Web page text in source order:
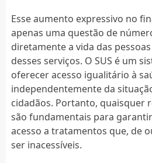
Esse aumento expressivo no
apenas uma questão de
diretamente a vida das
desses serviços. O SUS é um
oferecer acesso igualitário à
independentemente da
cidadãos. Portanto, quaisquer
são fundamentais para
acesso a tratamentos que, de
ser inacessíveis.